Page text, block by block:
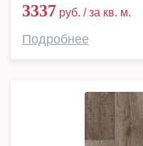
3337 руб. / за кв. м.
Подробнее